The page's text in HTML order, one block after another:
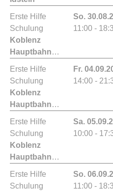
Erste Hilfe
Schulung
Koblenz
Hauptbahnhof
So.
11:00 -
Erste Hilfe
Schulung
Koblenz
Hauptbahnhof
Fr.
14:00 -
Erste Hilfe
Schulung
Koblenz
Hauptbahnhof
Sa.
10:00 -
Erste Hilfe
Schulung
So.
11:00 -